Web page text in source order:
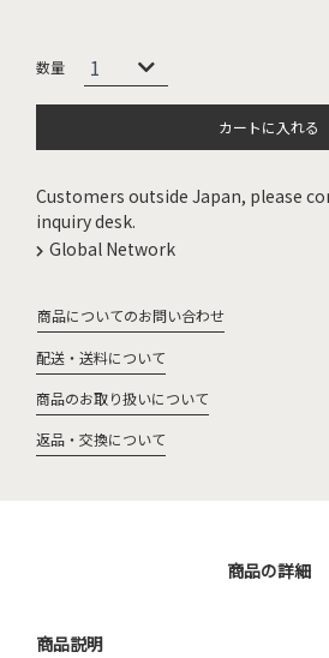
カートに入れる
Customers outside Japan, please
inquiry desk.
Global Network
商品についてのお問い合わせ
配送・送料について
商品のお取り扱いについて
返品・交換について
商品の詳細
商品説明